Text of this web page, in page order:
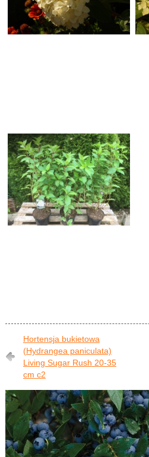
Hortensja bukietowa
(Hydrangea paniculata)
Living Sugar Rush 20-35
cm c2